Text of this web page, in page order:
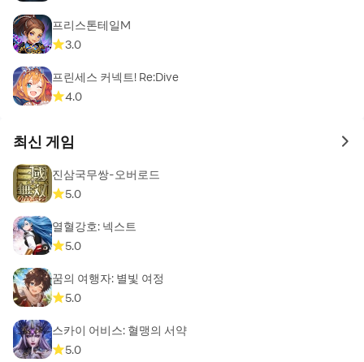
프리스톤테일M
3.0
프린세스 커넥트! Re:Dive
4.0
최신 게임 to
진삼국무쌍-오버로드
5.0
열혈강호: 넥스트
5.0
꿈의 여행자: 별빛 여정
5.0
스카이 어비스: 혈맹의 서약
5.0